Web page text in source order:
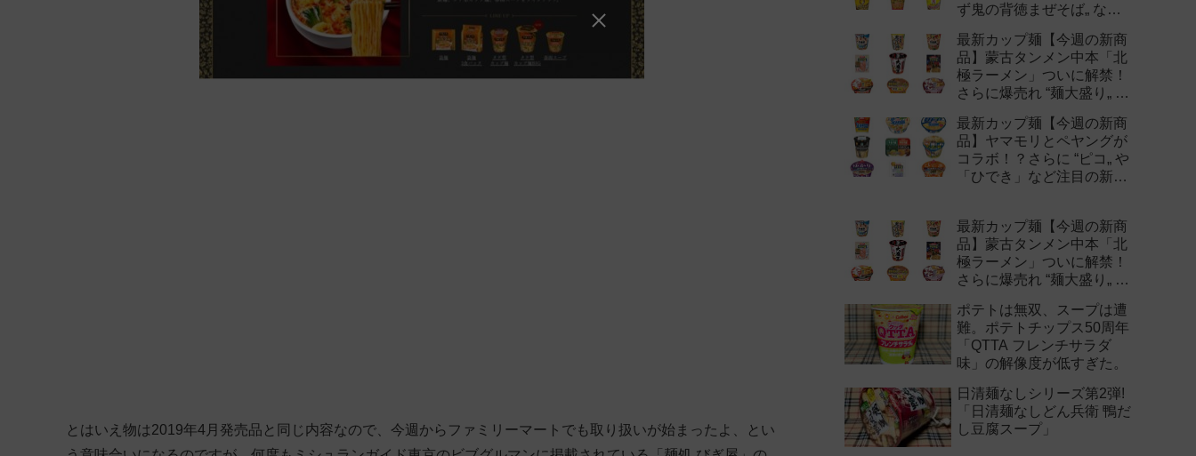
とはいえ物は2019年4月発売品と同じ内容なので、今週からファミリーマートでも取り扱いが始まったよ、とい
ず鬼の背徳まぜそば„ など
最新カップ麺【今週の新商
品】蒙古タンメン中本「北
極ラーメン」ついに解禁！
さらに爆売れ “麺大盛り„ シ
作まとめ！
最新カップ麺【今週の新商
品】ヤマモリとペヤングが
コラボ！？さらに “ピコ„ や
「ひでき」など注目の新作
最新カップ麺【今週の新商
品】蒙古タンメン中本「北
極ラーメン」ついに解禁！
さらに爆売れ “麺大盛り„ シ
作まとめ！
ポテトは無双、スープは遭
難。ポテトチップス50周年
「QTTA フレンチサラダ
味」の解像度が低すぎた。
日清麺なしシリーズ第2弾!
「日清麺なしどん兵衛 鴨だ
し豆腐スープ」